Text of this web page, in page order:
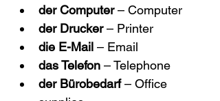
der Computer – Computer
der Drucker – Printer
die E-Mail – Email
das Telefon – Telephone
der Bürobedarf – Office